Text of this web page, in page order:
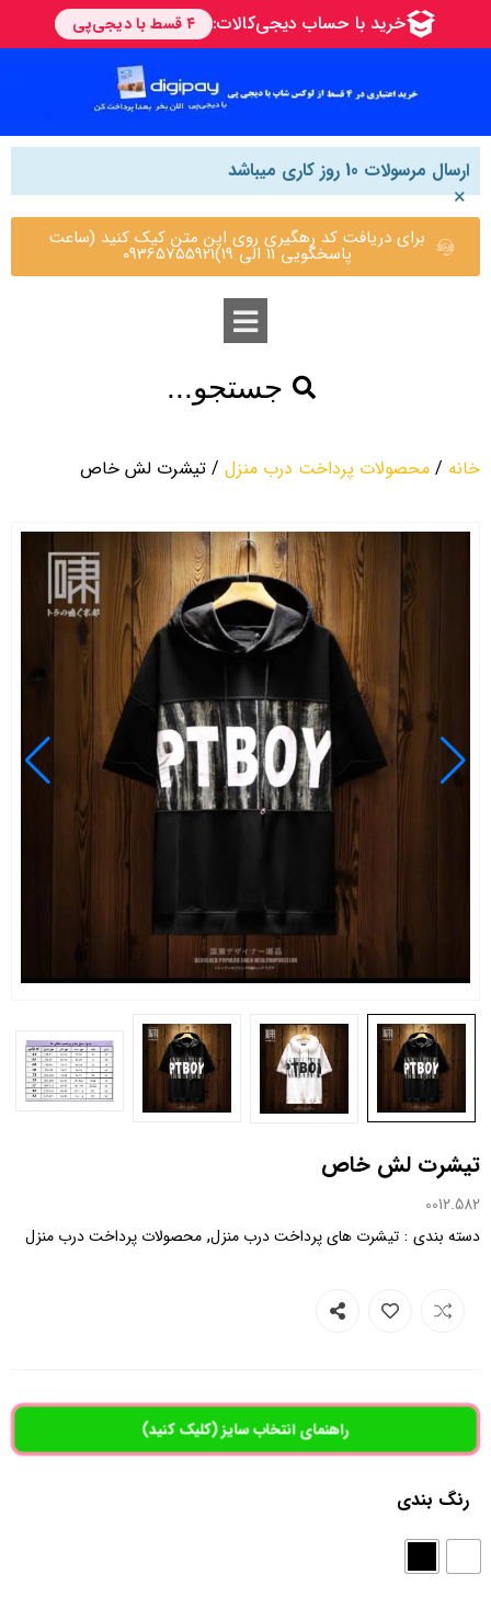
ارسال مرسولات 10 روز کاری میباشد
×
برای دریافت کد رهگیری روی این متن کیک کنید (ساعت
پاسخگویی 11 الی 19)09365755921
جستجو...
خانه / محصولات پرداخت درب منزل / تیشرت لش خاص
تیشرت لش خاص
0012.582
دسته بندی : تیشرت های پرداخت درب منزل, محصولات پرداخت درب منزل
راهنمای انتخاب سایز (کلیک کنید)
رنگ بندی